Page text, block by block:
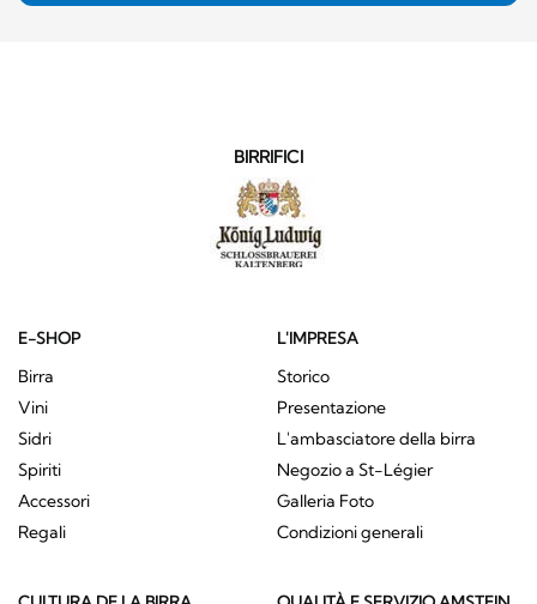
BIRRIFICI
E-SHOP
Birra
Vini
Sidri
Spiriti
Accessori
Regali
L'IMPRESA
Storico
Presentazione
L'ambasciatore della birra
Negozio a St-Légier
Galleria Foto
Condizioni generali